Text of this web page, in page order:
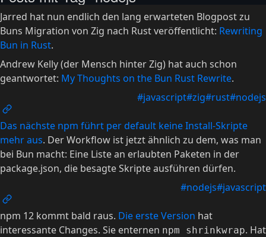
Jarred hat nun endlich den lang erwarteten Blogpost zu
Buns Migration von Zig nach Rust veröffentlicht: Rewriting
Bun in Rust.
Andrew Kelly (der Mensch hinter Zig) hat auch schon
geantwortet: My Thoughts on the Bun Rust Rewrite.
#javascript#zig#rust#nodejs
Das nächste npm führt per default keine Install-Skripte
mehr aus. Der Workflow ist jetzt ähnlich zu dem, was man
bei Bun macht: Eine Liste an erlaubten Paketen in der
package.json, die besagte Skripte ausführen dürfen.
#nodejs#javascript
npm 12 kommt bald raus. Die erste Version hat
interessante Changes. Sie enternen npm shrinkwrap. Hat